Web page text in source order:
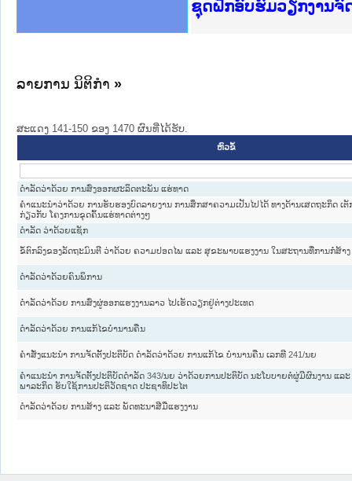
Ministry of Justice
ເຜີຍແຜ່ວັບໄຊຈົດໝາຍເ
ກະຊວງຍຸຕິທຳ
ຊຸດຝຶກອົບຮົມວຽກງານຈົ
ກອງປະຊຸມທົບທວນຄືນກ
ຝຶກອົບຮົມ ຜູ່ປະສານງາ
ຝຶກອົບຮົມ ຜູ່ປະສານງາ
ເຜີຍແຜ່ແອັບກົດໝາຍລາ
ເຜີຍແຜ່ແອັບກົດໝາຍລາ
ຍົກລະດັບວຽກງານຈົດໝ
ຊຸດຝຶກອົບຮົມວຽກງານຈົ
ລາຍການ ນິຕິກໍາ »
ສະແດງ 141-150 ຂອງ 1470 ຜົນທີ່ໄດ້ຮັບ.
ຫົວຂໍ້
ດຳລັດວ່າດ້ວຍ ການສົ່ງອອກຜະລິດຕະພັນ ແຮ່ທາດ
ຄຳແນະນຳວ່າດ້ວຍ ການຮັບຮອງບົດລາຍງານ ການສຶກສາຄວາມເປັນໄປໄດ້ ທາງດ້ານເສດຖະກິດ ເ
ກ່ຽວກັບ ໂຄງການຂຸດຄົ້ນແຮ່ທາດຕ່າງໆ
ດຳລັດ ວ່າດ້ວຍແຊັກ
ຂໍ້ຕົກລົງຂອງລັດຖະມົນຕີ ວ່າດ້ວຍ ຄວາມປອດໄພ ແລະ ສຸຂະພາບແຮງງານ ໃນສະຖານທີ່ການກໍ່ສ້າງ
ດໍາລັດວ່າດ້ວຍຄົນພິການ
ດໍາລັດວ່າດ້ວຍ ການສົ່ງຜູ່ອອກແຮງງານລາວ ໄປເຮັດວຽກຢູ່ຕ່າງປະເທດ
ດໍາລັດວ່າດ້ວຍ ການແກ້ໄຂບໍານານຄືນ
ຄໍາສັ່ງແນະນໍາ ການຈັດຕັ້ງປະຕິບັດ ດໍາລັດວ່າດ້ວຍ ການແກ້ໄຂ ບໍານານຄືນ ເລກທີ 241/ນຍ
ຄໍາແນະນໍາ ການຈັດຕັ້ງປະຕິບັດດໍາລັດ 343/ນຍ ວ່າດ້ວຍການປະຕິບັດ ນະໂບບາຍຕໍ່ຜູ່ມີຜົນງານ ແລ
ພາລະກິດ ຮັບໃຊ້ການປະຕິວັດຊາດ ປະຊາທິປະໄຕ
ດໍາລັດວ່າດ້ວຍ ການສ້າງ ແລະ ພັດທະນາສີມືແຮງງານ